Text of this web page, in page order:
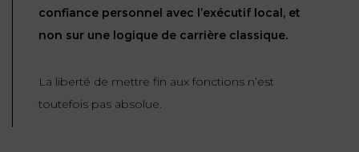
confiance personnel avec l’exécutif local, et
non sur une logique de carrière classique.
La liberté de mettre fin aux fonctions n’est
toutefois pas absolue.